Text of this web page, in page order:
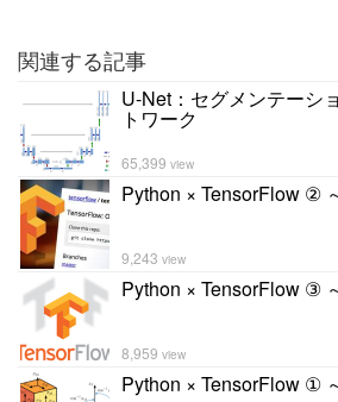
関連する記事
U-Net：セグメンテーシ
トワーク
65,399 view
Python × TensorFlow ②
9,243 view
Python × TensorFlow ③
8,959 view
Python × TensorFlow ①